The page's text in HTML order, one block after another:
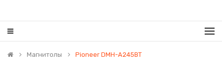
Магнитолы Pioneer DMH-A245BT